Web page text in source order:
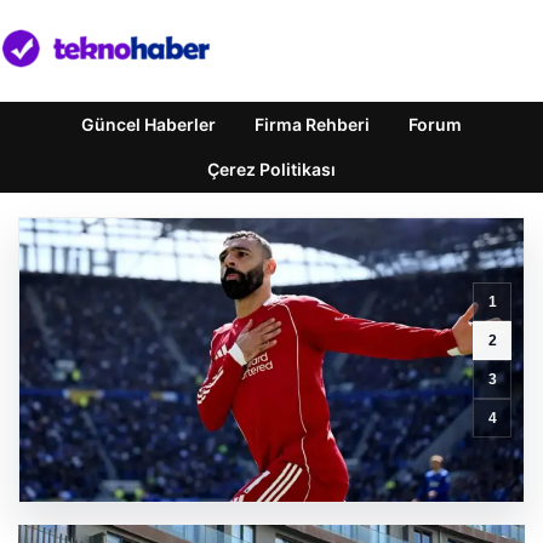
Güncel Haberler Firma Rehberi Forum
Çerez Politikası
1
2
3
4
Manchester
United,
Atletico
Madrid’i
Güçlü
Bir
Performansla
Yendi